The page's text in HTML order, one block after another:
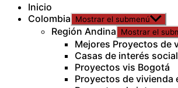
Inicio
Colombia
Mostrar el submenú
Región Andina Mostrar el
Mejores Proyectos de
Casas de interés
Proyectos vis Bogotá
Proyectos de vivienda